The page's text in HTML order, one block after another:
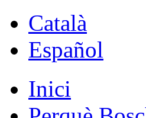
Català
Español
Inici